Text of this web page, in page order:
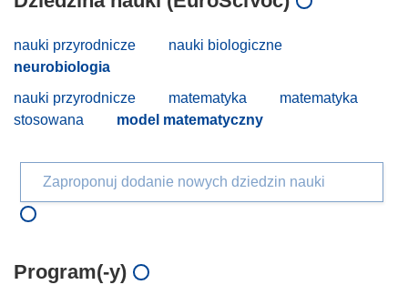
nauki przyrodnicze
nauki biologiczne
neurobiologia
nauki przyrodnicze
matematyka
matematyka
stosowana
model matematyczny
Zaproponuj dodanie nowych dziedzin nauki
Program(-y)